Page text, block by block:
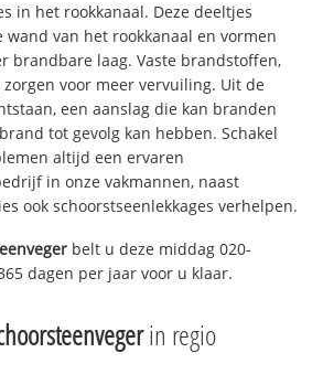
in het rookkanaal. Deze deeltjes
wand van het rookkanaal en vormen
brandbare laag. Vaste brandstoffen,
voor meer vervuiling. Uit de
een aanslag die kan branden
tot gevolg kan hebben. Schakel
altijd een ervaren
in onze vakmannen, naast
ook schoorstseenlekkages verhelpen.
belt u deze middag 020-
dagen per jaar voor u klaar.
in regio